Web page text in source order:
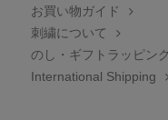
お買い物ガイド
刺繍について
のし・ギフトラッピン
International Shipping